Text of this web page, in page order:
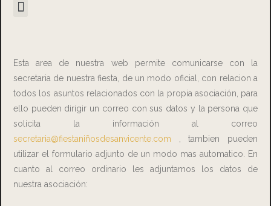
Esta area de nuestra web permite comunicarse con la
secretaria de nuestra fiesta, de un modo oficial, con relacion a
todos los asuntos relacionados con la propia asociación, para
ello pueden dirigir un correo con sus datos y la persona que
solicita la información al correo
secretaria@fiestaniñosdesanvicente.com , tambien pueden
utilizar el formulario adjunto de un modo mas automatico. En
cuanto al correo ordinario les adjuntamos los datos de
nuestra asociación: